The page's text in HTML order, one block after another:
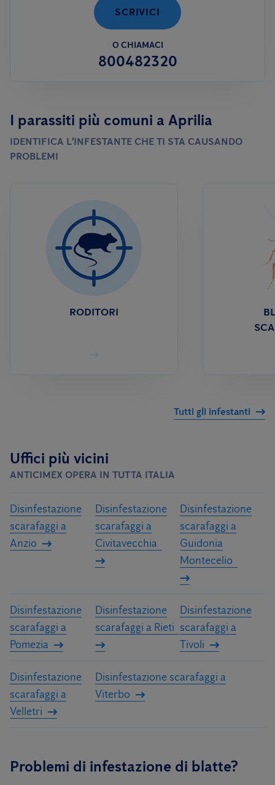
SCRIVICI
O CHIAMACI
800482320
I parassiti più comuni a Aprilia
IDENTIFICA L'INFESTANTE CHE TI STA CAUSANDO
PROBLEMI
RODITORI
Tutti gli infestanti
Uffici più vicini
ANTICIMEX OPERA IN TUTTA ITALIA
Disinfestazione
scarafaggi a
Anzio
Disinfestazione
scarafaggi a
Civitavecchia
Disinfestazione
scarafaggi a
Guidonia
Montecelio
Disinfestazione
scarafaggi a
Pomezia
Disinfestazione
scarafaggi a Rieti
Disinfestazione
scarafaggi a
Tivoli
Disinfestazione
scarafaggi a
Velletri
Disinfestazione scarafaggi a
Viterbo
Problemi di infestazione di blatte?